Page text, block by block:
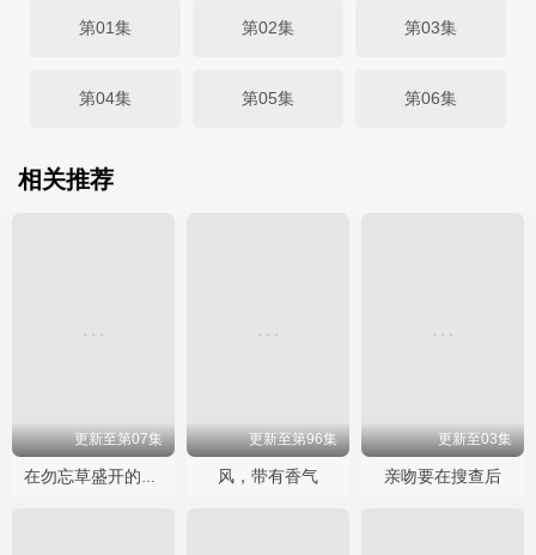
第01集 第02集 第03集
第04集 第05集 第06集
相关推荐
更新至第07集
在勿忘草盛开的城镇 ～安昙野诊疗记～
更新至第96集
风，带有香气
更新至03集
亲吻要在搜查后